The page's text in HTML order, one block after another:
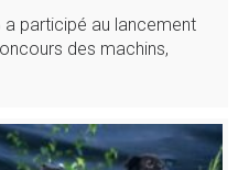
a participé au lancement
des machins,